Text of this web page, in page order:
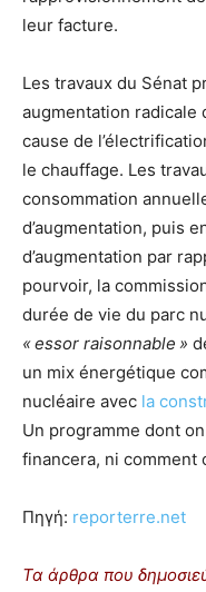
leur facture.
Les travaux du Sénat
augmentation radicale
cause de
le chauffage. Les
consommation
d’augmentation, puis
d’augmentation par
pourvoir, la
durée de vie du parc
«essor raisonnable »
un mix énergétique
nucléaire avec la
Un programme dont
financera, ni comment
Πηγή: reporterre.net
Τα άρθρα που